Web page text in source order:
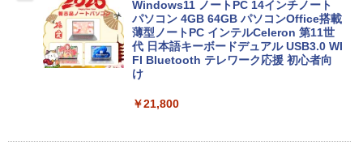
Windows11 ノートPC 14インチノート
パソコン 4GB 64GB パソコンOffice搭載
薄型ノートPC インテルCeleron 第11世
代 日本語キーボードデュアル USB3.0 WI
FI Bluetooth テレワーク応援 初心者向
け
￥21,800